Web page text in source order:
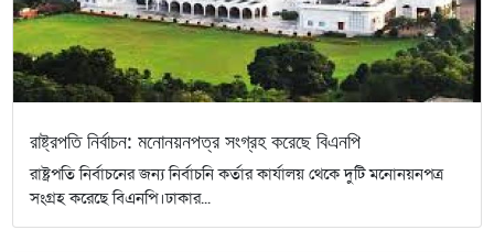
রাষ্ট্রপতি নির্বাচন: মনোনয়নপত্র সংগ্রহ করেছে বিএনপি
রাষ্ট্রপতি নির্বাচনের জন্য নির্বাচনি কর্তার কার্যালয় থেকে দুটি মনোনয়নপত্র
সংগ্রহ করেছে বিএনপি।ঢাকার...